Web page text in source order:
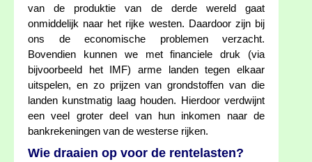
van de produktie van de derde wereld gaat
onmiddelijk naar het rijke westen. Daardoor zijn bij
ons de economische problemen verzacht.
Bovendien kunnen we met financiele druk (via
bijvoorbeeld het IMF) arme landen tegen elkaar
uitspelen, en zo prijzen van grondstoffen van die
landen kunstmatig laag houden. Hierdoor verdwijnt
een veel groter deel van hun inkomen naar de
bankrekeningen van de westerse rijken.
Wie draaien op voor de rentelasten?